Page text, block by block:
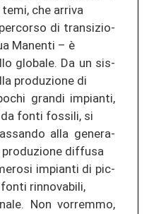
che ar­ri­va
per­cor­so di tran­si­zio­
Ma­nen­ti – è
glo­ba­le. Da un sis­
pro­du­zio­ne di
gran­di im­pian­ti,
fonti fos­si­li, si
alla ge­ne­ra­
dif­fu­sa
im­pian­ti di pic­
rin­no­va­bi­li,
Non vor­rem­mo,